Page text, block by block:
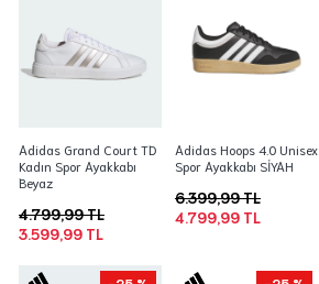
Adidas Grand Court TD
Kadın Spor Ayakkabı
Beyaz
3.599,99 TL
4.799,99 TL
Adidas Hoops 4.0 Unisex
Spor Ayakkabı SİYAH
4.799,99 TL
6.399,99 TL